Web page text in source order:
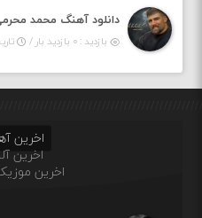
بازدید : ۰ بازدید بار / تاریخ
اخرین
اخرین
اخرین